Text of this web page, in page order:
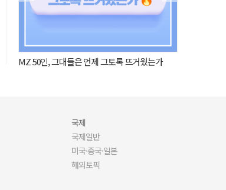
MZ 50인, 그대들은 언제 그토록 뜨거웠는가
국제
국제일반
미국·중국·일본
해외토픽